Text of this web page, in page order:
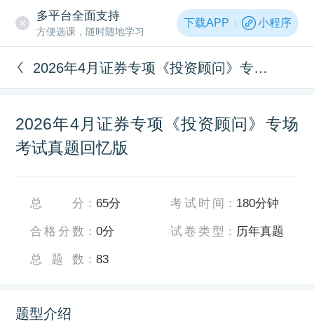
多平台全面支持
方便选课，随时随地学习
下载APP 小程序
2026年4月证券专项《投资顾问》专场考试真题回忆版
2026年4月证券专项《投资顾问》专场
考试真题回忆版
总分 ：65分
合格分数 ：0分
总题数 ：83
考试时间 ： 180分钟
试卷类型 ： 历年真题
题型介绍